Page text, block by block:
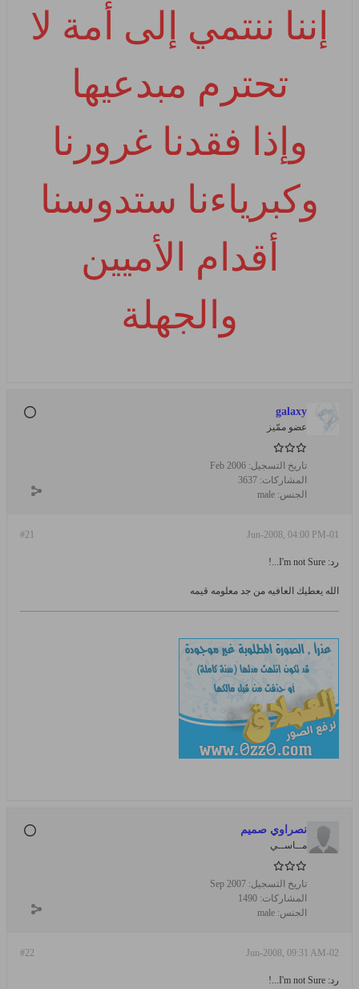
إننا ننتمي إلى أمة لا
تحترم مبدعيها
وإذا فقدنا غرورنا
وكبرياءنا ستدوسنا
أقدام الأميين
والجهلة
galaxy
عضو ممّيز
تاريخ التسجيل: Feb 2006
المشاركات: 3637
الجنس: male
#21 01-Jun-2008, 04:00 PM
رد: I'm not Sure...!
الله يعطيك العافيه من جد معلومه قيمه
نصراوي صميم
مــاســي
تاريخ التسجيل: Sep 2007
المشاركات: 1490
الجنس: male
#22 02-Jun-2008, 09:31 AM
رد: I'm not Sure...!